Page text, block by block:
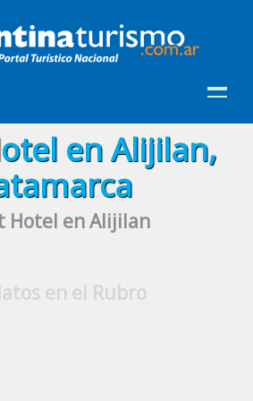
en Alijilan,
Hotel en Alijilan
en el Rubro